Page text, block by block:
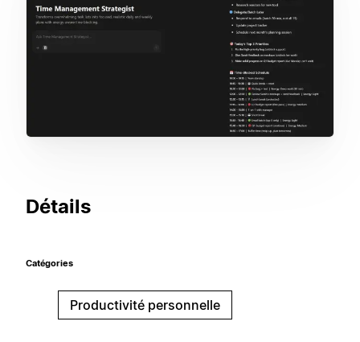
Détails
Catégories
Productivité personnelle